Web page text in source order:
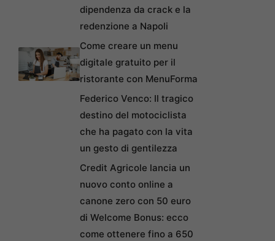
dipendenza da crack e la
redenzione a Napoli
Come creare un menu
digitale gratuito per il
ristorante con MenuForma
Federico Venco: Il tragico
destino del motociclista
che ha pagato con la vita
un gesto di gentilezza
Credit Agricole lancia un
nuovo conto online a
canone zero con 50 euro
di Welcome Bonus: ecco
come ottenere fino a 650